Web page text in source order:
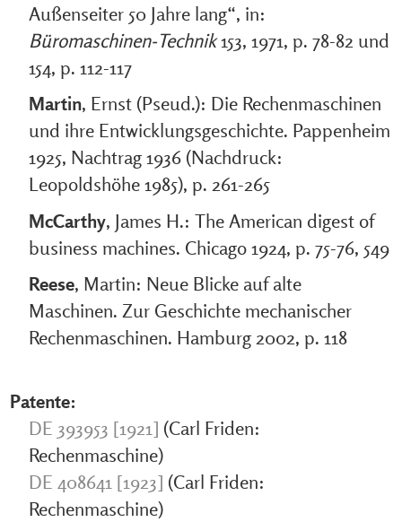
Außenseiter 50 Jahre lang“, in:
Büromaschinen-Technik153, 1971, p. 78-82 und
154, p. 112-117
Martin, Ernst (Pseud.): Die Rechenmaschinen
und ihre Entwicklungsgeschichte. Pappenheim
1925, Nachtrag 1936 (Nachdruck:
Leopoldshöhe 1985), p. 261-265
McCarthy, James H.: The American digest of
business machines. Chicago 1924, p. 75-76, 549
Reese, Martin: Neue Blicke auf alte
Maschinen. Zur Geschichte mechanischer
Rechenmaschinen. Hamburg 2002, p. 118
Patente:
DE 393953 [1921] (Carl Friden:
Rechenmaschine)
DE 408641 [1923] (Carl Friden:
Rechenmaschine)